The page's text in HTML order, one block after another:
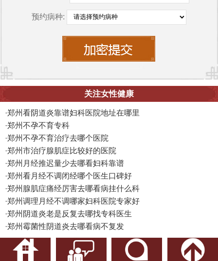
预约病种:
关注女性健康
·郑州看阴道炎靠谱妇科医院地址在哪里
·郑州不孕不育专科
·郑州不孕不育治疗去哪个医院
·郑州市治疗腺肌症比较好的医院
·郑州月经推迟量少去哪看妇科靠谱
·郑州看月经不调闭经哪个医生口碑好
·郑州腺肌症痛经厉害去哪看病挂什么科
·郑州调理月经不调哪家妇科医院专家好
·郑州阴道炎老是反复去哪找专科医生
·郑州霉菌性阴道炎去哪看病不复发